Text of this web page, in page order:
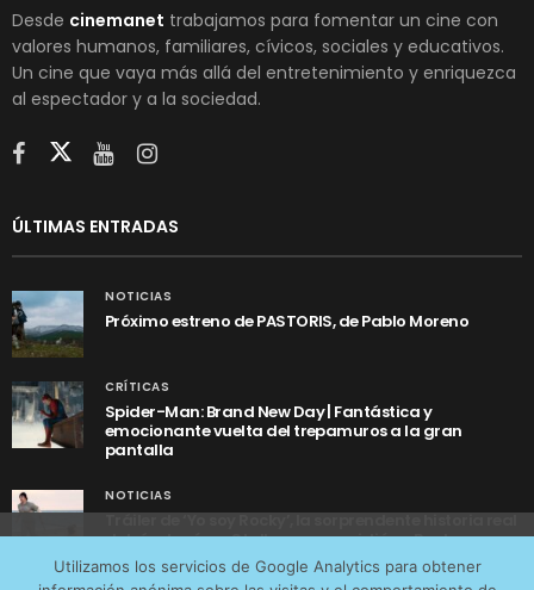
Desde cinemanet trabajamos para fomentar un cine con
valores humanos, familiares, cívicos, sociales y educativos.
Un cine que vaya más allá del entretenimiento y enriquezca
al espectador y a la sociedad.
ÚLTIMAS ENTRADAS
NOTICIAS
Próximo estreno de PASTORIS, de Pablo Moreno
CRÍTICAS
Spider-Man: Brand New Day | Fantástica y
emocionante vuelta del trepamuros a la gran
pantalla
NOTICIAS
Tráiler de ‘Yo soy Rocky’, la sorprendente historia real
detrás de cómo Stallone se convirtió en Rocky
Utilizamos los servicios de Google Analytics para obtener
tráfico web que recibimos y conocer los servicios que